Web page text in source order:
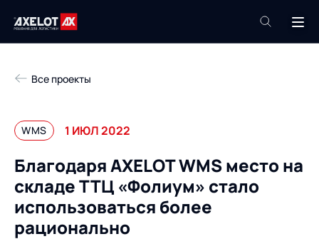
Техподдержка
Продукты
Роботизация
Услуги
Пресс-центр
Все проекты
WMS 1 ИЮЛ 2022
Благодаря AXELOT WMS место на
складе ТТЦ «Фолиум» стало
использоваться более
рационально